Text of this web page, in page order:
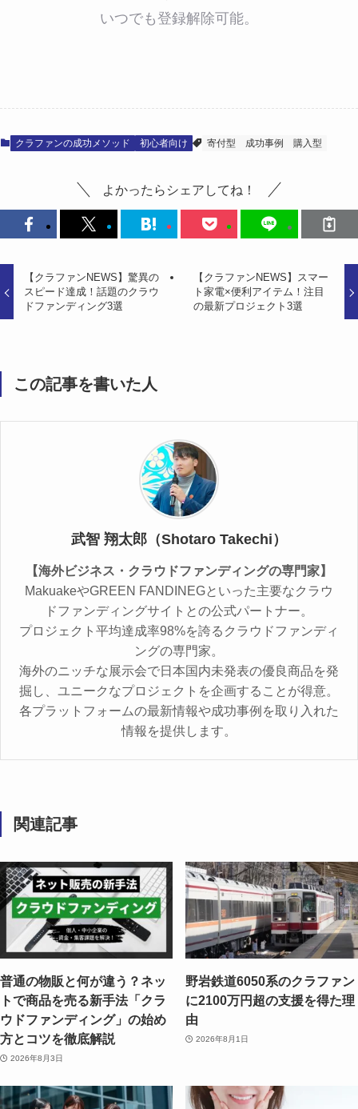
いつでも登録解除可能。
クラファンの成功メソッド 初心者向け 寄付型 成功事例 購入型
よかったらシェアしてね！
【クラファンNEWS】驚異の
スピード達成！話題のクラウ
ドファンディング3選
【クラファンNEWS】スマー
ト家電×便利アイテム！注目
の最新プロジェクト3選
この記事を書いた人
武智 翔太郎（Shotaro Takechi）
【海外ビジネス・クラウドファンディングの専門家】
MakuakeやGREEN FANDINEGといった主要なクラウ
ドファンディングサイトとの公式パートナー。
プロジェクト平均達成率98%を誇るクラウドファンディ
ングの専門家。
海外のニッチな展示会で日本国内未発表の優良商品を発
掘し、ユニークなプロジェクトを企画することが得意。
各プラットフォームの最新情報や成功事例を取り入れた
情報を提供します。
関連記事
普通の物販と何が違う？ネッ
トで商品を売る新手法「クラ
ウドファンディング」の始め
方とコツを徹底解説
2026年8月3日
野岩鉄道6050系のクラファン
に2100万円超の支援を得た理
由
2026年8月1日